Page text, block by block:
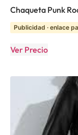
Chaqueta Punk
Publicidad · enlace
Ver Precio